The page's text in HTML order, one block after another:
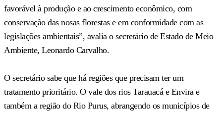
favorável à produção e ao crescimento econômico, com
conservação das nosas florestas e em conformidade com as
legislações ambientais”, avalia o secretário de Estado de Meio
Ambiente, Leonardo Carvalho.
O secretário sabe que há regiões que precisam ter um
tratamento prioritário. O vale dos rios Tarauacá e Envira e
também a região do Rio Purus, abrangendo os municípios de